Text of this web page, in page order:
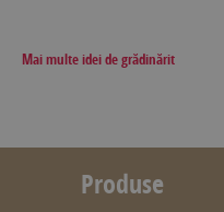
Mai multe idei de grădinărit
Produse